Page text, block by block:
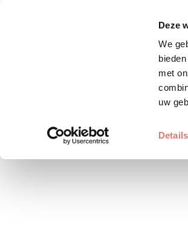
Deze
We
met
uw
Zoek huisdier